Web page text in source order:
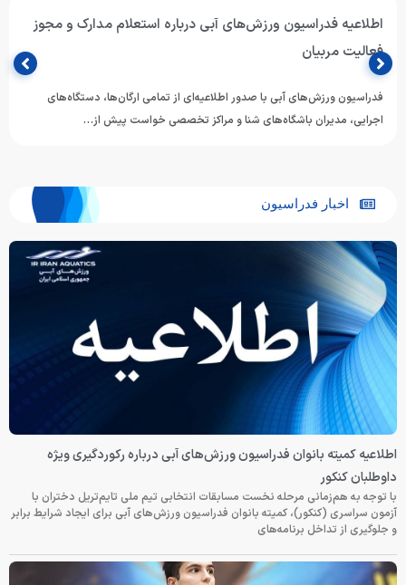
اطلاعیه فدراسیون ورزش‌های آبی درباره استعلام مدارک و مجوز
فعالیت مربیان
فدراسیون ورزش‌های آبی با صدور اطلاعیه‌ای از تمامی ارگان‌ها، دستگاه‌های
اجرایی، مدیران باشگاه‌های شنا و مراکز تخصصی خواست پیش از…
اخبار فدراسیون
اطلاعیه کمیته بانوان فدراسیون ورزش‌های آبی درباره رکوردگیری ویژه
داوطلبان کنکور
با توجه به هم‌زمانی مرحله نخست مسابقات انتخابی تیم ملی تایم‌تریل دختران با
آزمون سراسری (کنکور)، کمیته بانوان فدراسیون ورزش‌های آبی برای ایجاد شرایط برابر
و جلوگیری از تداخل برنامه‌های